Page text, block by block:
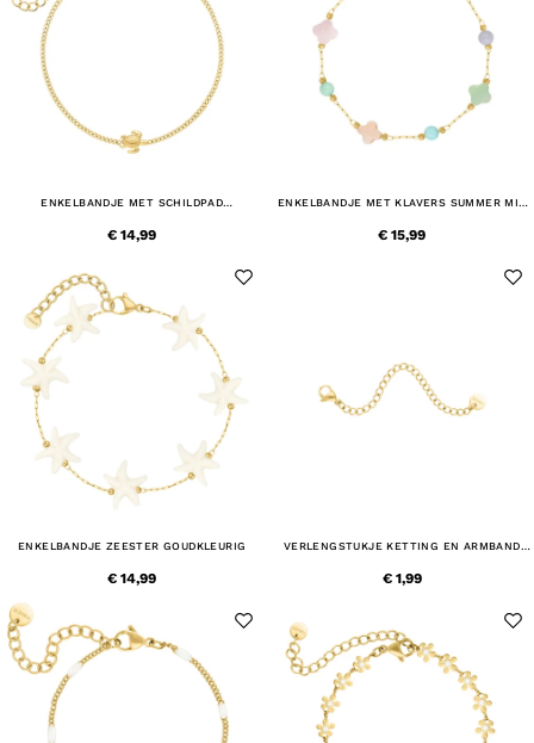
ENKELBANDJE MET SCHILDPAD
€ 14,99
ENKELBANDJE MET KLAVERS SUMMER MIX
€ 15,99
ENKELBANDJE ZEESTER GOUDKLEURIG
€ 14,99
VERLENGSTUKJE KETTING EN ARMBAND
€ 1,99